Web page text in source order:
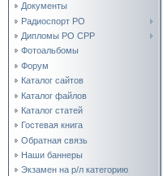
Документы
Радиоспорт РО
Дипломы РО СРР
Фотоальбомы
Форум
Каталог сайтов
Каталог файлов
Каталог статей
Гостевая книга
Обратная связь
Наши баннеры
Экзамен на р/л категорию